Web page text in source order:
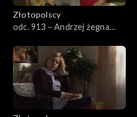
Złotopolscy
odc. 913 – Andrzej żegna